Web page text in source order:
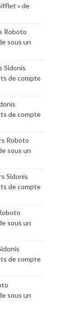
» de
Roboto
sous un
Sidonis
de compte
de compte
Roboto
sous un
Sidonis
de compte
sous un
de compte
sous un